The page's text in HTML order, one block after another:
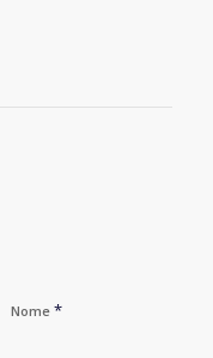
Nome *